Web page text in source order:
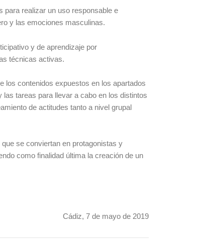
para realizar un uso responsable e
y las emociones masculinas.
y de aprendizaje por
técnicas activas.
los contenidos expuestos en los apartados
tareas para llevar a cabo en los distintos
de actitudes tanto a nivel grupal
se conviertan en protagonistas y
como finalidad última la creación de un
mayo de 2019